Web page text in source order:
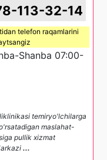
113-32-14
telefon raqamlarini
Shanba 07:00-
temiryo'lchilarga
maslahat-
pullik xizmat
...